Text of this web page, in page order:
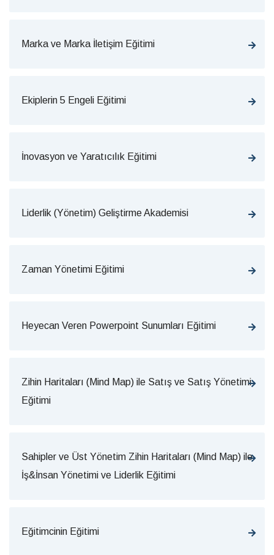
Marka ve Marka İletişim Eğitimi
Ekiplerin 5 Engeli Eğitimi
İnovasyon ve Yaratıcılık Eğitimi
Liderlik (Yönetim) Geliştirme Akademisi
Zaman Yönetimi Eğitimi
Heyecan Veren Powerpoint Sunumları Eğitimi
Zihin Haritaları (Mind Map) ile Satış ve Satış Yönetimi
Eğitimi
Sahipler ve Üst Yönetim Zihin Haritaları (Mind Map) ile
İş&İnsan Yönetimi ve Liderlik Eğitimi
Eğitimcinin Eğitimi